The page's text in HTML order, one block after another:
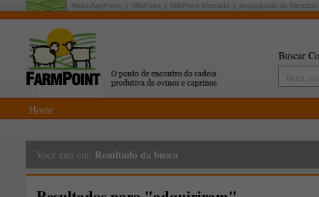
Rede AgriPoint: MilkPoint MilkPoint Mercado Inteligência de Mercado
Buscar
Home
Você está em: Resultado da busca